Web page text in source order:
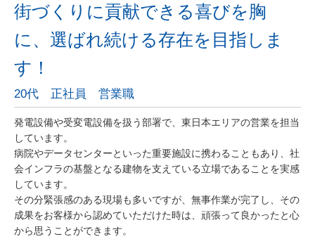
街づくりに貢献できる喜びを胸
に、選ばれ続ける存在を目指しま
す！
20代 正社員 営業職
発電設備や受変電設備を扱う部署で、東日本エリアの営業を担当
しています。
病院やデータセンターといった重要施設に携わることもあり、社
会インフラの基盤となる建物を支えている立場であることを実感
しています。
その分緊張感のある現場も多いですが、無事作業が完了し、その
成果をお客様から認めていただけた時は、頑張って良かったと心
から思うことができます。